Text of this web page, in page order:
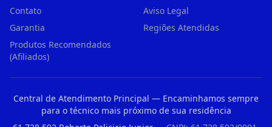
Contato
Aviso Legal
Garantia
Regiões Atendidas
Produtos Recomendados
(Afiliados)
Central de Atendimento Principal — Encaminhamos sempre
para o técnico mais próximo de sua residência